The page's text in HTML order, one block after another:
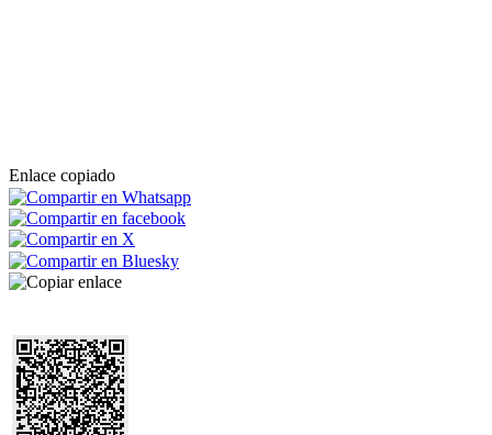
Enlace copiado